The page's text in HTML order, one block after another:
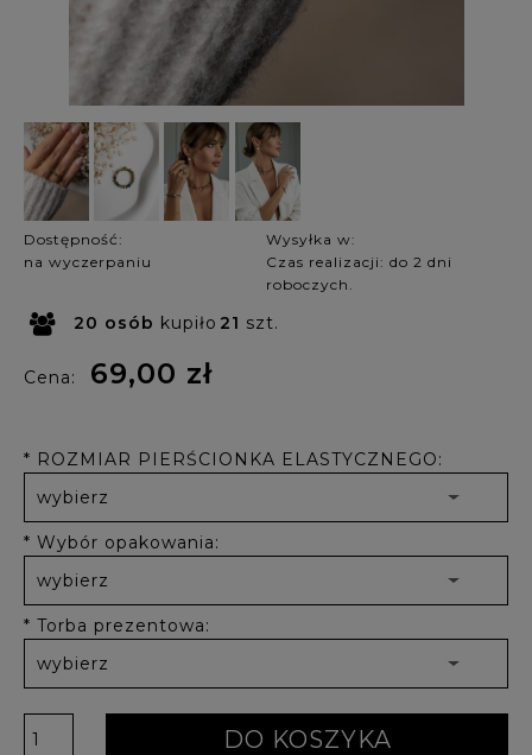
Dostępność:
na wyczerpaniu
Wysyłka w:
Czas realizacji: do 2 dni
roboczych.
20 osób kupiło 21 szt.
Cena: 69,00 zł
* ROZMIAR PIERŚCIONKA ELASTYCZNEGO:
* Wybór opakowania:
* Torba prezentowa:
DO KOSZYKA